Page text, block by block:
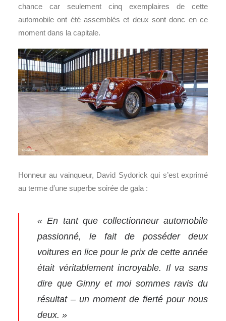
chance car seulement cinq exemplaires de cette
automobile ont été assemblés et deux sont donc en ce
moment dans la capitale.
Honneur au vainqueur, David Sydorick qui s’est exprimé
au terme d’une superbe soirée de gala :
« En tant que collectionneur automobile
passionné, le fait de posséder deux
voitures en lice pour le prix de cette année
était véritablement incroyable. Il va sans
dire que Ginny et moi sommes ravis du
résultat – un moment de fierté pour nous
deux. »